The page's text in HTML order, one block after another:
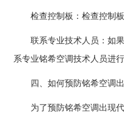
检查控制板：检查控制板
联系专业技术人员：如果
系专业铭希空调技术人员进
四、如何预防铭希空调出
为了预防铭希空调出现代